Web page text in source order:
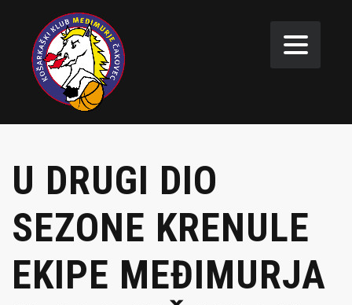
U DRUGI DIO
SEZONE KRENULE
EKIPE MEĐIMURJA